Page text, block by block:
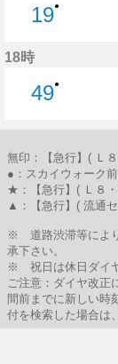
19●
18時
49●
無印：【急行】( Ｌ
●：スカイウォーク
★：【急行】( Ｌ８
▲：【急行】( 流通
※ 道路渋滞等により
承下さい。
※ 祝日は休日ダイヤ
ご注意：ダイヤ改正
間前までに新しい時
付を検索した場合は